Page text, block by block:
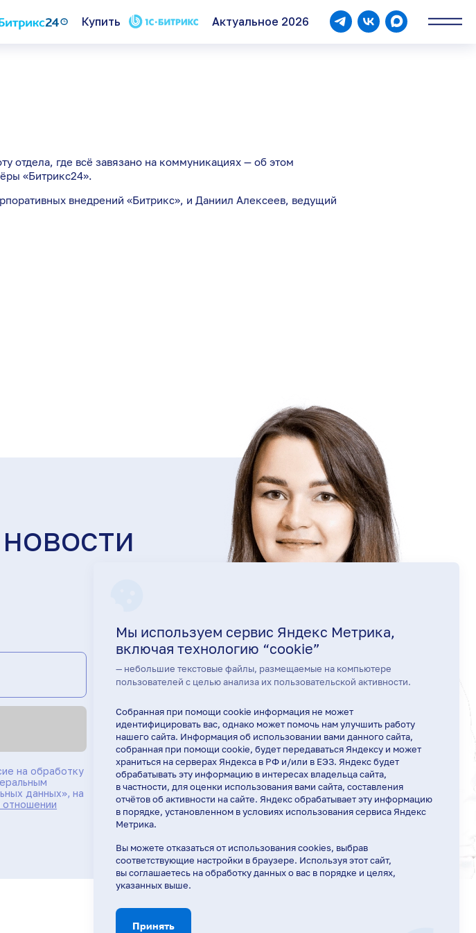
Купить Актуальное 2026
отдела, где всё завязано на коммуникациях — об этом
«Битрикс24».
внедрений «Битрикс», и Даниил Алексеев, ведущий
на обработку
данных», на
отношении
Мы используем сервис Яндекс Метрика,
включая технологию “cookie”
— небольшие текстовые файлы, размещаемые на компьютере
пользователей с целью анализа их пользовательской активности.
Собранная при помощи cookie информация не может
идентифицировать вас, однако может помочь нам улучшить работу
нашего сайта. Информация об использовании вами данного сайта,
собранная при помощи cookie, будет передаваться Яндексу и может
храниться на серверах Яндекса в РФ и/или в ЕЭЗ. Яндекс будет
обрабатывать эту информацию в интересах владельца сайта,
в частности, для оценки использования вами сайта, составления
отчётов об активности на сайте. Яндекс обрабатывает эту информацию
в порядке, установленном в условиях использования сервиса Яндекс
Метрика.
Вы можете отказаться от использования cookies, выбрав
соответствующие настройки в браузере. Используя этот сайт,
вы соглашаетесь на обработку данных о вас в порядке и целях,
указанных выше.
Принять
Отзывы